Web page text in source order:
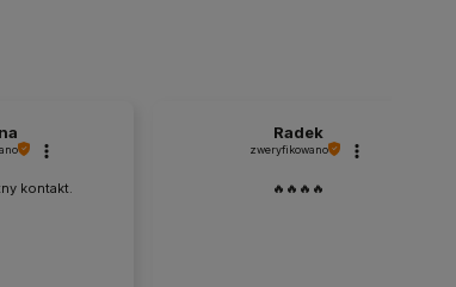
kontakt.
Radek
zweryfikowano
🔥🔥🔥🔥